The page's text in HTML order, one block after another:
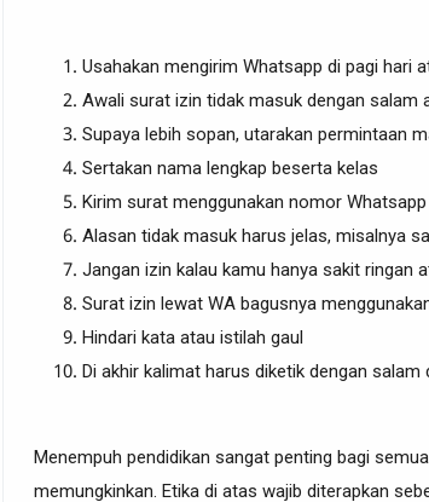
Usahakan mengirim Whatsapp di pagi hari
Awali surat izin tidak masuk dengan salam
Supaya lebih sopan, utarakan permintaan
Sertakan nama lengkap beserta kelas
Kirim surat menggunakan nomor
Alasan tidak masuk harus jelas, misalnya
Jangan izin kalau kamu hanya sakit ringan
Surat izin lewat WA bagusnya
Hindari kata atau istilah gaul
Di akhir kalimat harus diketik dengan salam
Menempuh pendidikan sangat penting bagi
memungkinkan. Etika di atas wajib diterapkan